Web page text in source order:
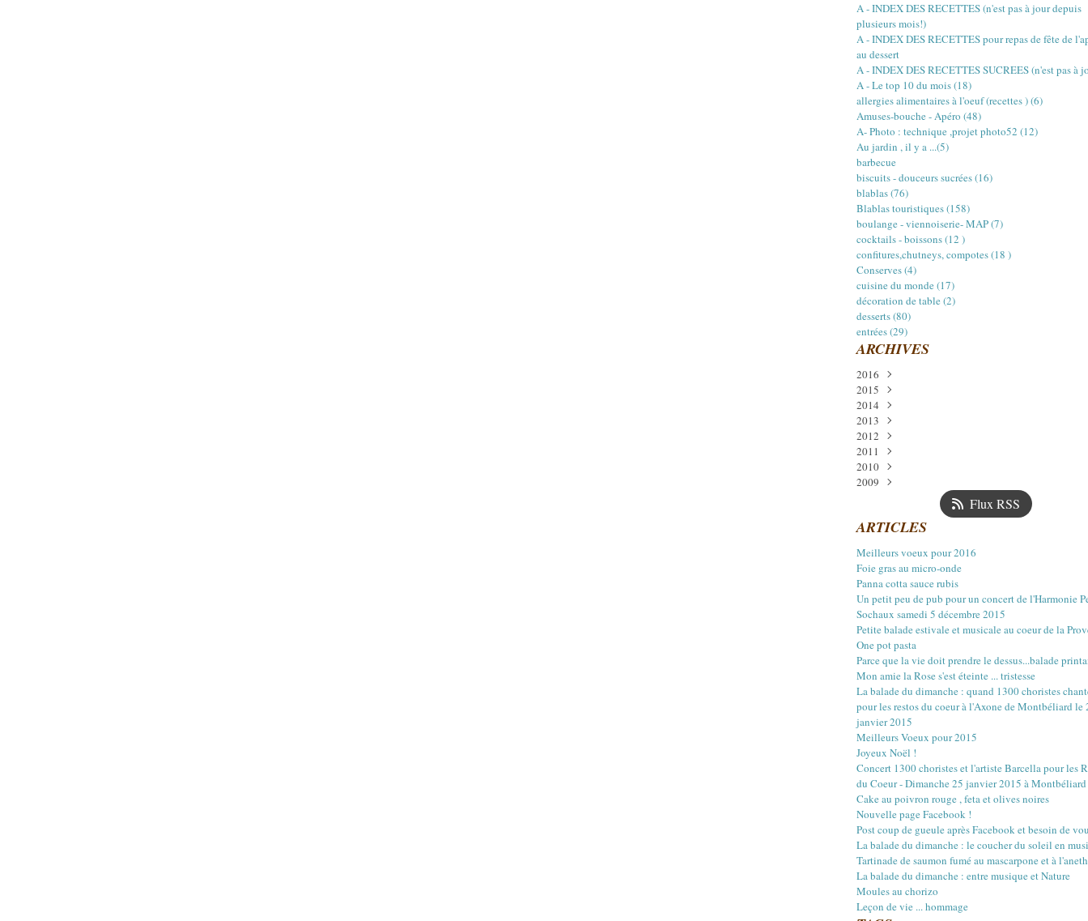
A - INDEX DES RECETTES (n'est pas à jour depuis
plusieurs mois!)
A - INDEX DES RECETTES pour repas de fête de
au dessert
A - INDEX DES RECETTES SUCREES (n'est pas à
A - Le top 10 du mois (18)
allergies alimentaires à l'oeuf (recettes ) (6)
Amuses-bouche - Apéro (48)
A- Photo : technique ,projet photo52 (12)
Au jardin , il y a ...(5)
barbecue
biscuits - douceurs sucrées (16)
blablas (76)
Blablas touristiques (158)
boulange - viennoiserie- MAP (7)
cocktails - boissons (12 )
confitures,chutneys, compotes (18 )
Conserves (4)
cuisine du monde (17)
décoration de table (2)
desserts (80)
entrées (29)
ARCHIVES
2016
Janvier
2015
Décembre
Juillet
Avril
Mars
Février
2014
Décembre
Novembre
Octobre
Septembre
Août
Mai(2)
Mars(1)
Février(3)
Janvier(4)
2013
Décembre
Octobre
Septembre
Août
Mai(11)
Mars(12)
Février(12)
Janvier(10)
2012
Décembre
Novembre
Octobre
Juillet(11)
Mai(22)
Avril(18)
Mars(14)
Février(12)
Janvier(17)
2011
Décembre
Novembre
Août(15)
Juin(16)
Mai(20)
Avril(20)
Mars(22)
Février(18)
Janvier(18)
2010
Décembre
Septembre(15)
Juillet (17)
Juin(20)
Mai(18)
Avril(16)
Mars (18)
Février(17)
Janvier(16)
2009
Octobre(16)
Août(15)
Juillet(13)
Juin(21)
Mai(23)
Avril (27)
Mars(29)
Février(30)
Janvier(4)
Flux RSS
ARTICLES
Meilleurs voeux pour 2016
Foie gras au micro-onde
Panna cotta sauce rubis
Un petit peu de pub pour un concert de l'Harmonie
Sochaux samedi 5 décembre 2015
Petite balade estivale et musicale au coeur de la
One pot pasta
Parce que la vie doit prendre le dessus...balade
Mon amie la Rose s'est éteinte ... tristesse
La balade du dimanche : quand 1300 choristes
pour les restos du coeur à l'Axone de Montbéliard le
janvier 2015
Meilleurs Voeux pour 2015
Joyeux Noël !
Concert 1300 choristes et l'artiste Barcella pour les
du Coeur - Dimanche 25 janvier 2015 à
Cake au poivron rouge , feta et olives noires
Nouvelle page Facebook !
Post coup de gueule après Facebook et besoin de
La balade du dimanche : le coucher du soleil en
Tartinade de saumon fumé au mascarpone et à l'aneth
La balade du dimanche : entre musique et Nature
Moules au chorizo
Leçon de vie ... hommage